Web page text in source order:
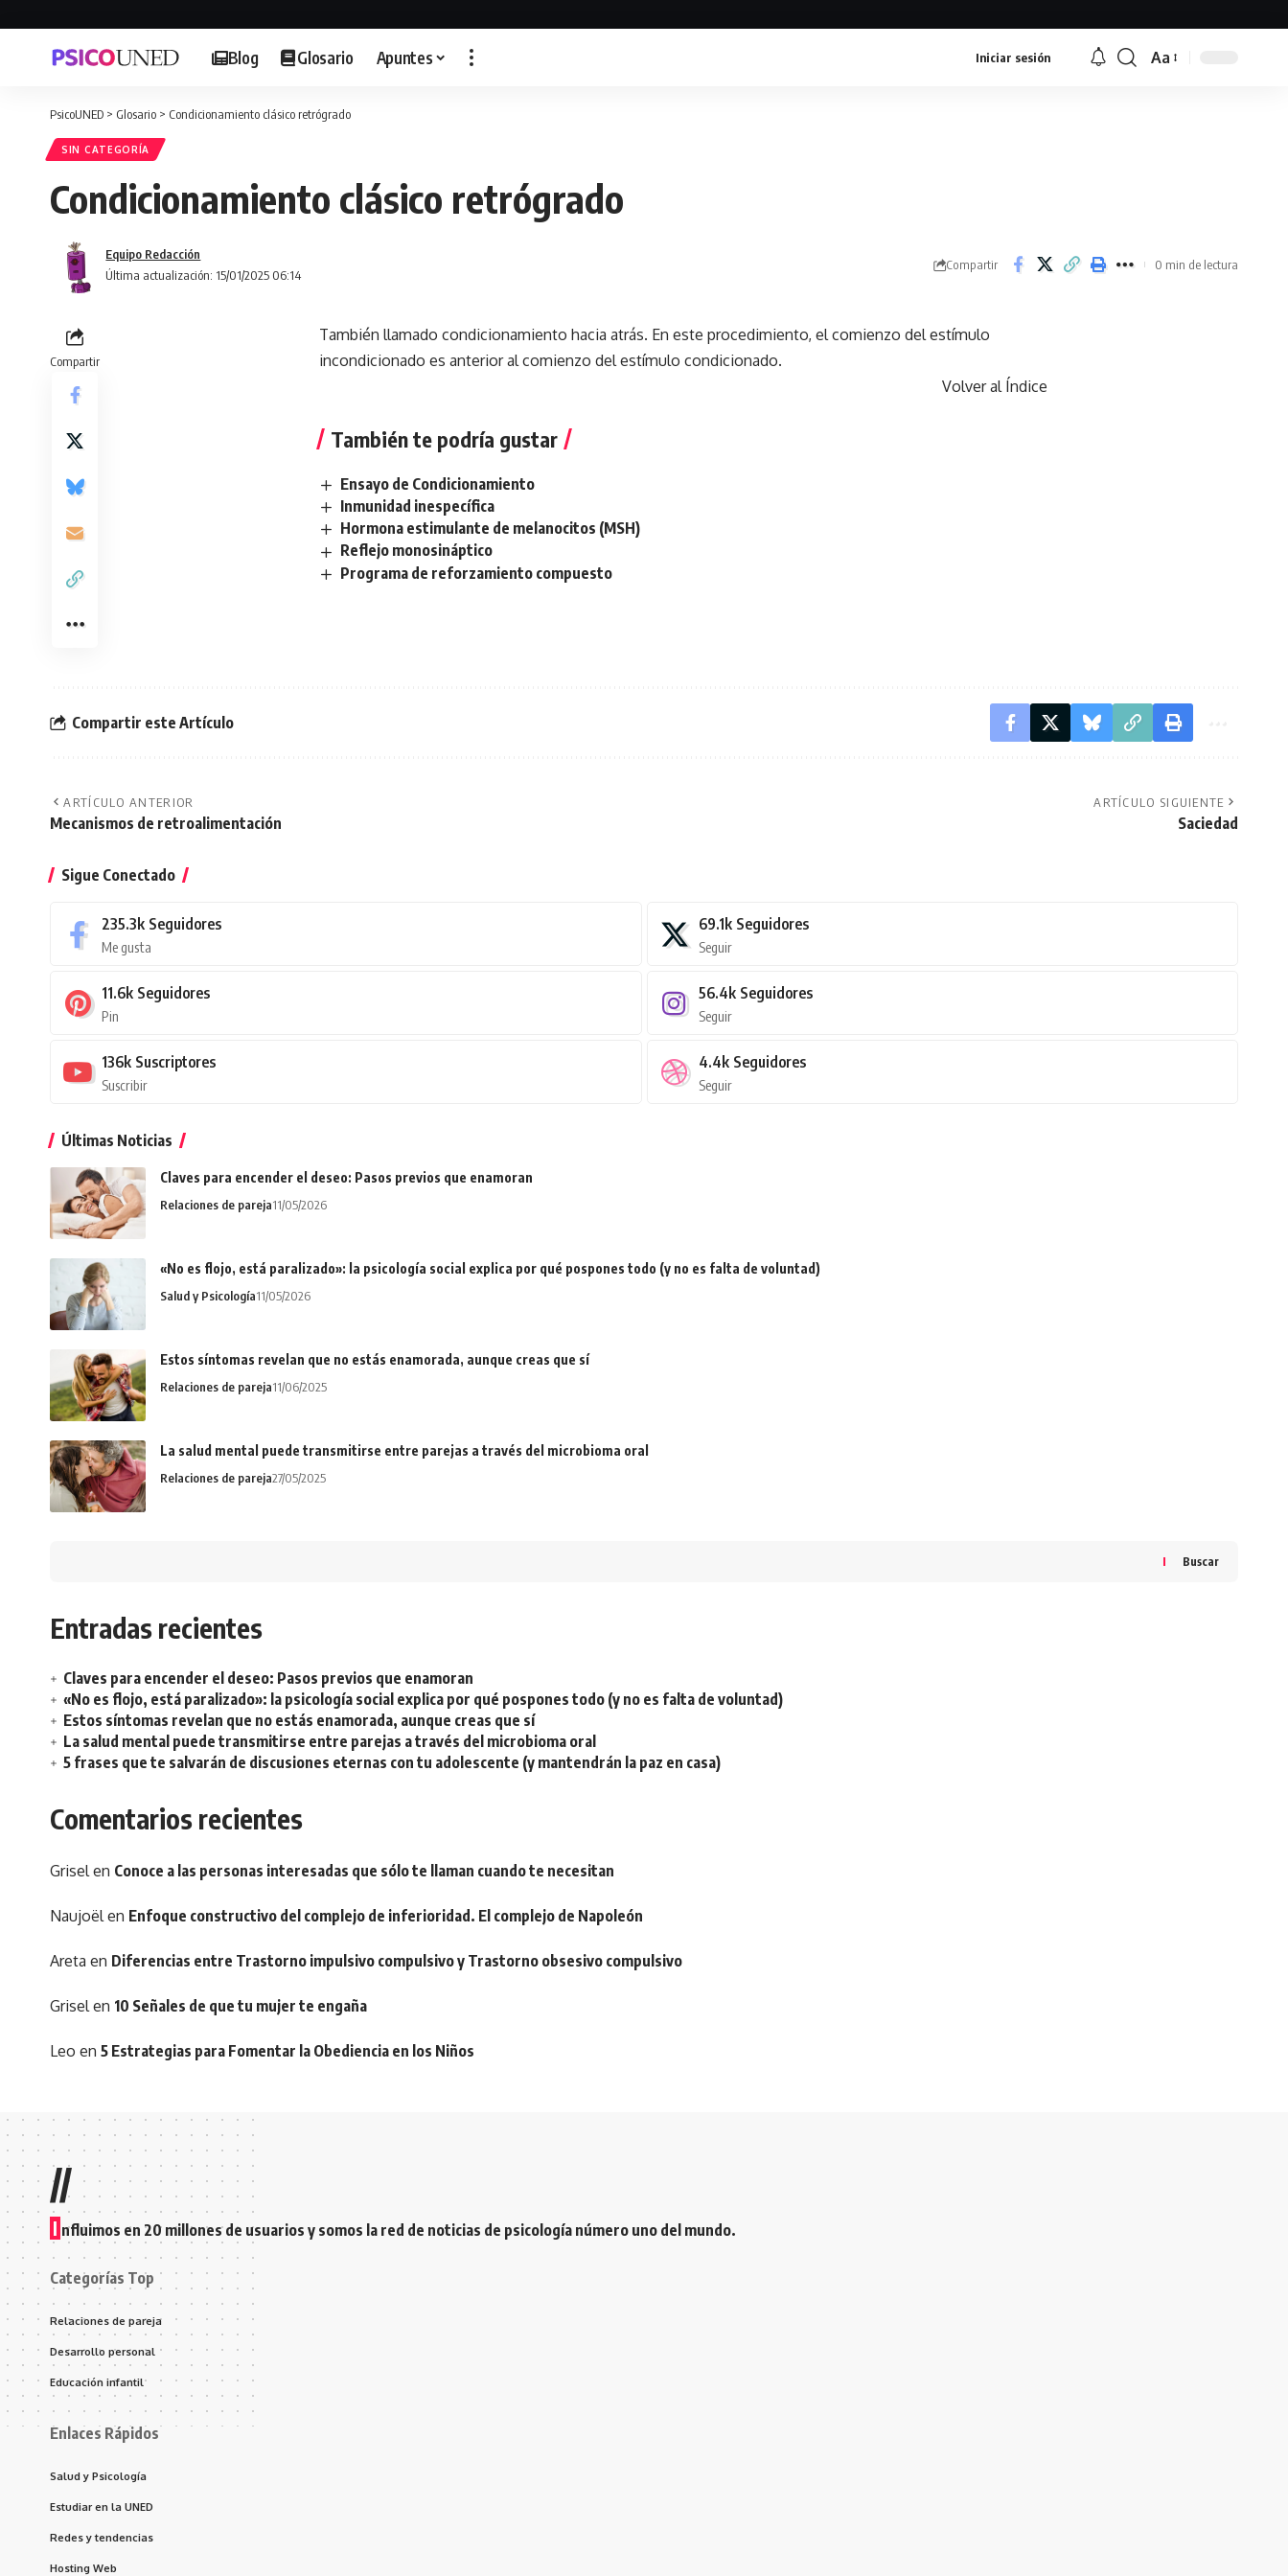
Blog Glosario Apuntes Iniciar sesión
Font
Aa
PsicoUNED > Glosario > Condicionamiento clásico retrógrado
SIN CATEGORÍA
Condicionamiento clásico retrógrado
Última actualización: 15/01/2025 06:14
Equipo Redacción
Compartir 0 min de lectura
Compartir
También llamado condicionamiento hacia atrás. En este procedimiento, el comienzo del estímulo
incondicionado es anterior al comienzo del estímulo condicionado.
Volver al Índice
También te podría gustar
Ensayo de Condicionamiento
Inmunidad inespecífica
Hormona estimulante de melanocitos (MSH)
Reflejo monosináptico
Programa de reforzamiento compuesto
Compartir este Artículo
ARTÍCULO ANTERIOR
Mecanismos de retroalimentación
ARTÍCULO SIGUIENTE
Saciedad
Sigue Conectado
235.3k Seguidores
Me gusta
69.1k Seguidores
Seguir
11.6k Seguidores
Pin
56.4k Seguidores
Seguir
136k Suscriptores
Suscribir
4.4k Seguidores
Seguir
Últimas Noticias
Claves para encender el deseo: Pasos previos que enamoran
Relaciones de pareja11/05/2026
«No es flojo, está paralizado»: la psicología social explica por qué pospones todo (y no es falta de voluntad)
Salud y Psicología11/05/2026
Estos síntomas revelan que no estás enamorada, aunque creas que sí
Relaciones de pareja11/06/2025
La salud mental puede transmitirse entre parejas a través del microbioma oral
Relaciones de pareja27/05/2025
Buscar
Entradas recientes
Claves para encender el deseo: Pasos previos que enamoran
«No es flojo, está paralizado»: la psicología social explica por qué pospones todo (y no es falta de voluntad)
Estos síntomas revelan que no estás enamorada, aunque creas que sí
La salud mental puede transmitirse entre parejas a través del microbioma oral
5 frases que te salvarán de discusiones eternas con tu adolescente (y mantendrán la paz en casa)
Comentarios recientes
Griselen Conoce a las personas interesadas que sólo te llaman cuando te necesitan
Naujoëlen Enfoque constructivo del complejo de inferioridad. El complejo de Napoleón
Areta en Diferencias entre Trastorno impulsivo compulsivo y Trastorno obsesivo compulsivo
Griselen 10 Señales de que tu mujer te engaña
Leo en 5 Estrategias para Fomentar la Obediencia en los Niños
//
I nfluimos en 20 millones de usuarios y somos la red de noticias de psicología número uno del mundo.
Categorías Top
Relaciones de pareja
Desarrollo personal
Educación infantil
Enlaces Rápidos
Salud y Psicología
Estudiar en la UNED
Redes y tendencias
Hosting Web